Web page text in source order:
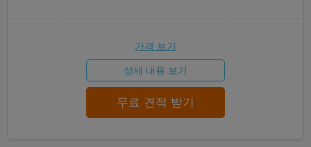
가격 보기
상세 내용 보기
무료 견적 받기